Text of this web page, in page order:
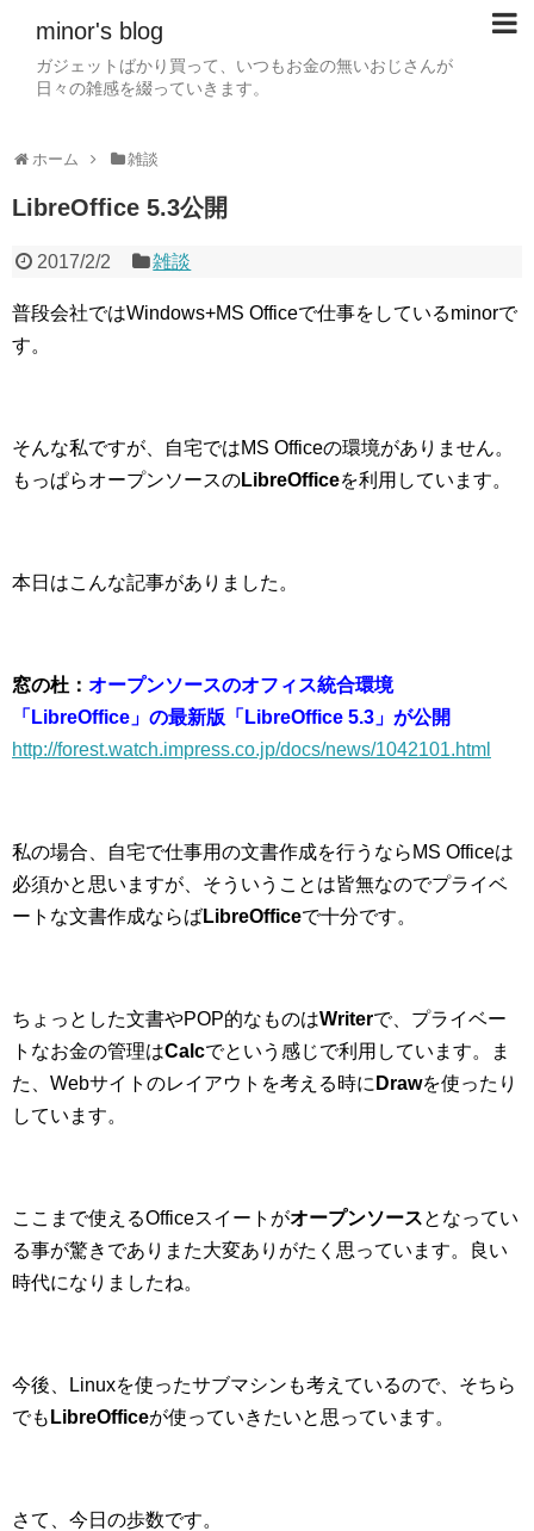
minor's blog
ガジェットばかり買って、いつもお金の無いおじさんが
日々の雑感を綴っていきます。
ホーム 雑談
LibreOffice 5.3公開
2017/2/2 雑談
普段会社ではWindows+MS Officeで仕事をしているminorで
す。
そんな私ですが、自宅ではMS Officeの環境がありません。
もっぱらオープンソースのLibreOfficeを利用しています。
本日はこんな記事がありました。
窓の杜： オープンソースのオフィス統合環境
「LibreOffice」の最新版「LibreOffice 5.3」が公開
http://forest.watch.impress.co.jp/docs/news/1042101.html
私の場合、自宅で仕事用の文書作成を行うならMS Officeは
必須かと思いますが、そういうことは皆無なのでプライベ
ートな文書作成ならばLibreOfficeで十分です。
ちょっとした文書やPOP的なものはWriterで、プライベー
トなお金の管理はCalcでという感じで利用しています。ま
た、Webサイトのレイアウトを考える時に Drawを使ったり
しています。
ここまで使えるOfficeスイートがオープンソースとなってい
る事が驚きでありまた大変ありがたく思っています。良い
時代になりましたね。
今後、Linuxを使ったサブマシンも考えているので、そちら
でも LibreOfficeが使っていきたいと思っています。
さて、今日の歩数です。